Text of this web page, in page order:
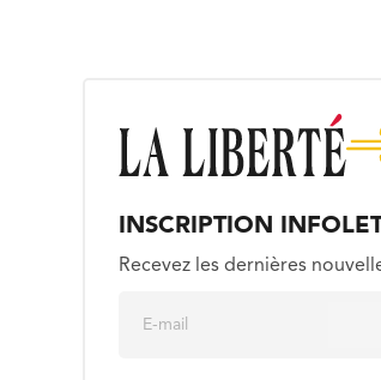
INSCRIPTION
Recevez les dernières